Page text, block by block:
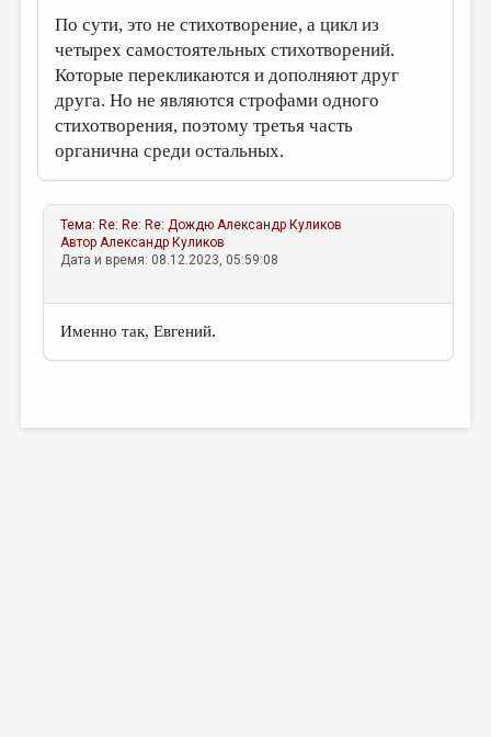
По сути, это не стихотворение, а цикл из
четырех самостоятельных стихотворений.
Которые перекликаются и дополняют друг
друга. Но не являются строфами одного
стихотворения, поэтому третья часть
органична среди остальных.
Тема: Re: Re: Re: ДождюАлександр Куликов
АвторАлександр Куликов
Дата и время: 08.12.2023, 05:59:08
Именно так, Евгений.